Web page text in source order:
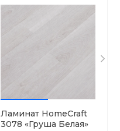
Ламинат HomeCraft
3078 «Груша Белая»